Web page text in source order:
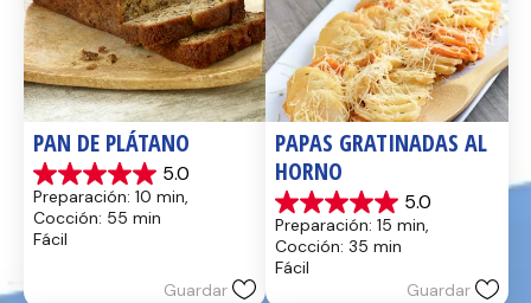
PAN DE PLÁTANO
5.0
5.0
de
5
estrellas.
Preparación: 10 min,
Cocción: 55 min
Fácil
Guardar
PAPAS GRATINADAS AL
HORNO
5.0
5.0
de
5
estrellas.
Preparación: 15 min,
Cocción: 35 min
Fácil
Guardar